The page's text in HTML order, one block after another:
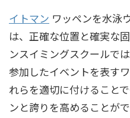
イトマン ワッペンを水泳
は、正確な位置と確実な
ンスイミングスクールで
参加したイベントを表す
れらを適切に付けること
ンと誇りを高めることが